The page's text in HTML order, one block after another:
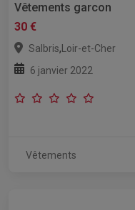
Vêtements garcon
30 €
Salbris, Loir-et-Cher
6 janvier 2022
Vêtements